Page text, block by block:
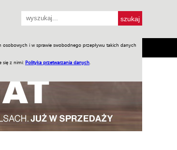
osobowych i w sprawie swobodnego przepływu takich danych
się z nimi: Polityka przetwarzania danych
Jednodniówki Praca w WIW